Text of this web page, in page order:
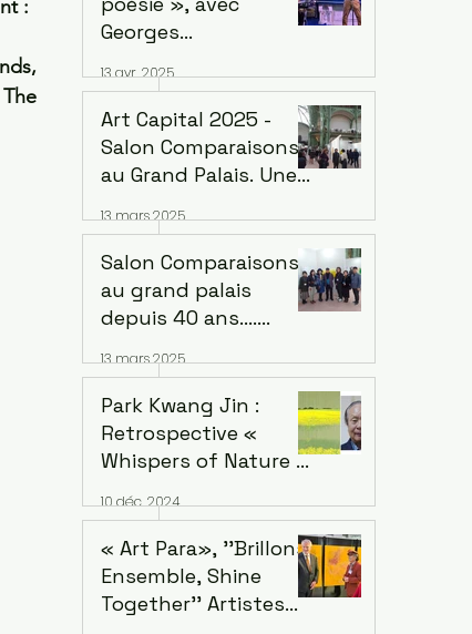
:
Mandé
Georges
14 mai 2025, à 19h
Lecture : Georges
Arsenijevic
Intermèdes musicaux
Bané
13 avr. 2025
Art Capital 2025 -
Salon Comparaisons
au Grand Palais. Une
artistique inédite de
Corée : 4 groupes
13 mars 2025
Salon Comparaisons
au grand palais
depuis 40 ans....
Groupe Corée :
Kwang-jin Park et la
version coréenne Du
18 au 22 février 2025
13 mars 2025
Park Kwang Jin :
Retrospective «
Whispers of Nature »
succursale de
Seosomun,
12/12/2024 -
09/02/2025
10 déc. 2024
« Art Para», ''Brillons
Ensemble, Shine
Together'' Artistes